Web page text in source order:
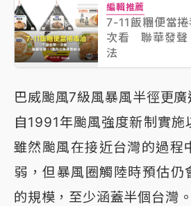
編輯推薦
7-11飯糰便當
次看 聯華發聲
法
巴威颱風7級風暴風半徑更
自1991年颱風強度新制實施
雖然颱風在接近台灣的過程
弱，但暴風圈觸陸時預估
的規模，至少涵蓋半個台灣。